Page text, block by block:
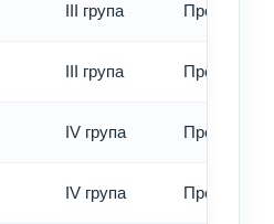
III група Превод -
III група Превод -
IV група Превод -
IV група Превод -